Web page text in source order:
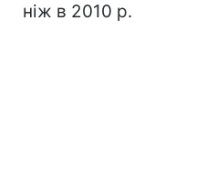
ніж в 2010 р.